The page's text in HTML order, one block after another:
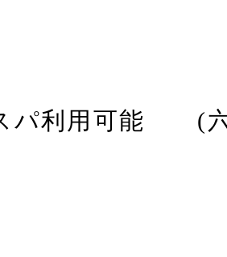
パ利用可能 (六